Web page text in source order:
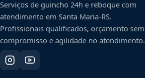
Serviços de guincho 24h e reboque com
atendimento em Santa Maria-RS.
Profissionais qualificados, orçamento sem
compromisso e agilidade no atendimento.